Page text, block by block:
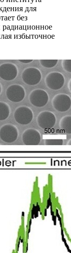
для
без
радиационное
избыточное